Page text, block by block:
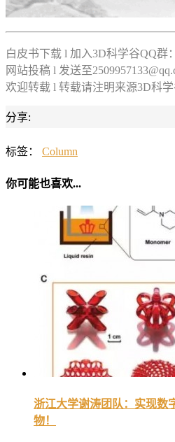
白皮书下载 l 加入3D科学谷QQ群
网站投稿 l 发送至
欢迎转载 l 转载请注明来源3D科
分享:
标签： Column
你可能也喜欢...
浙江大学谢涛团队：实现数
物！